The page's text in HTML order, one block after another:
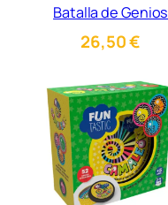
Batalla de Genios
26,50€